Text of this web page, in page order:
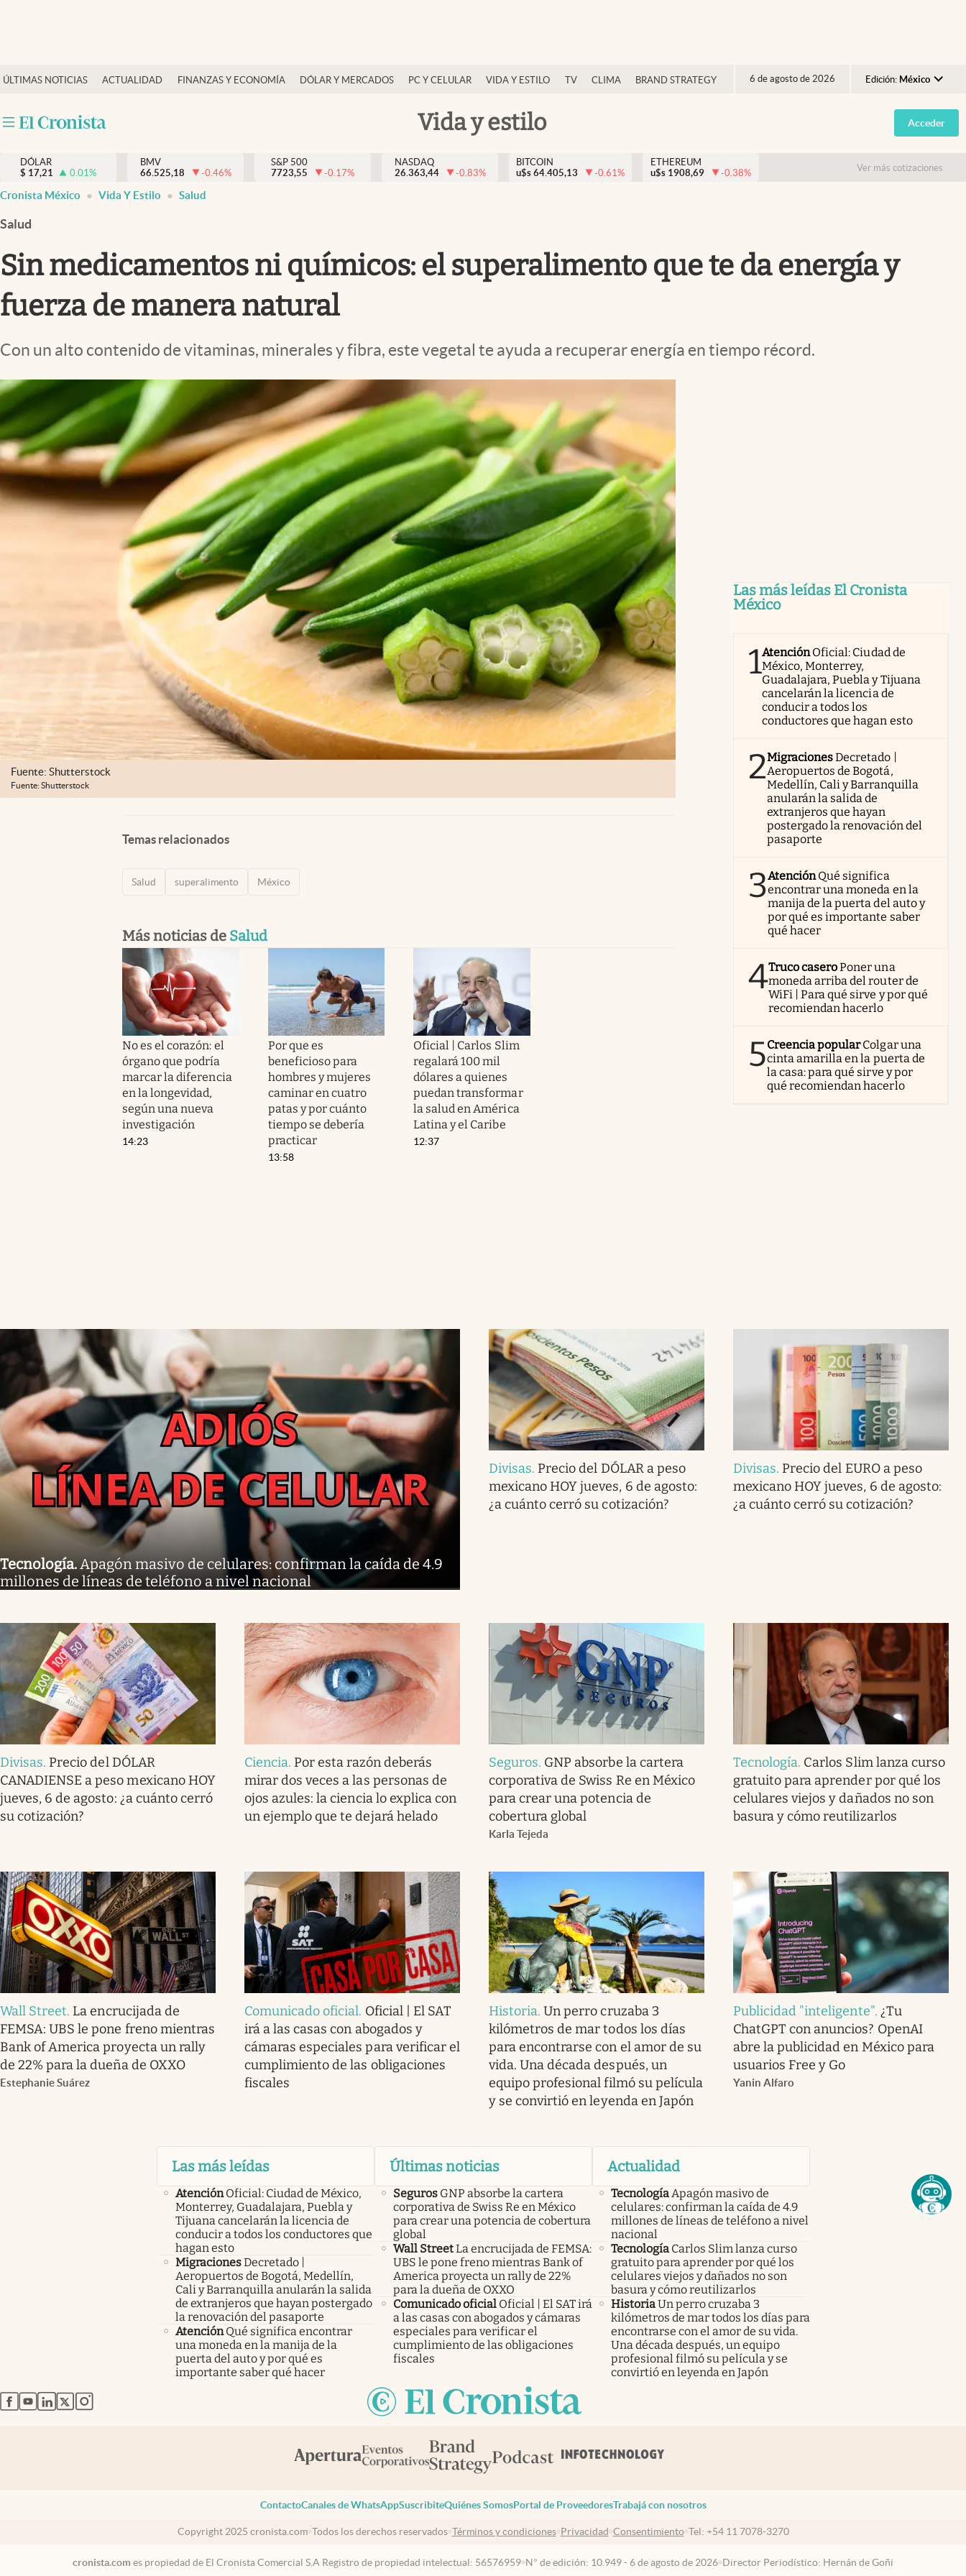
ÚLTIMAS NOTICIAS ACTUALIDAD FINANZAS Y ECONOMÍA DÓLAR Y MERCADOS PC Y CELULAR VIDA Y ESTILO TV CLIMA BRAND STRATEGY 6 de agosto de 2026 Edición: México
Argentina
España
USA
Vida y estilo
Actualidad
Internacionales
Opinión
Brand Strategy
Vida y estilo
Tv
Espiritualidad
Mediakit
abre en nueva pestaña
Acceder
DÓLAR
$ 17,21 0.01%
BMV
66.525,18
-0.46%
S&P 500
7723,55
-0.17%
NASDAQ
26.363,44
-0.83%
BITCOIN
u$s 64.405,13 -0.61%
ETHEREUM
u$s 1908,69 -0.38% Ver más cotizaciones
Cronista México Vida Y Estilo Salud
Salud
Sin medicamentos ni químicos: el superalimento que te da energía y
fuerza de manera natural
Con un alto contenido de vitaminas, minerales y fibra, este vegetal te ayuda a recuperar energía en tiempo récord.
Fuente: Shutterstock
Fuente: Shutterstock
Temas relacionados
Salud superalimento México
Más noticias de Salud
No es el corazón: el
órgano que podría
marcar la diferencia
en la longevidad,
según una nueva
investigación
14:23
Por que es
beneficioso para
hombres y mujeres
caminar en cuatro
patas y por cuánto
tiempo se debería
practicar
13:58
Oficial | Carlos Slim
regalará 100 mil
dólares a quienes
puedan transformar
la salud en América
Latina y el Caribe
12:37
Las más leídas El Cronista
México
1AtenciónOficial: Ciudad de
México, Monterrey,
Guadalajara, Puebla y Tijuana
cancelarán la licencia de
conducir a todos los
conductores que hagan esto
2MigracionesDecretado |
Aeropuertos de Bogotá,
Medellín, Cali y Barranquilla
anularán la salida de
extranjeros que hayan
postergado la renovación del
pasaporte
3AtenciónQué significa
encontrar una moneda en la
manija de la puerta del auto y
por qué es importante saber
qué hacer
4Truco caseroPoner una
moneda arriba del router de
WiFi | Para qué sirve y por qué
recomiendan hacerlo
5Creencia popularColgar una
cinta amarilla en la puerta de
la casa: para qué sirve y por
qué recomiendan hacerlo
Tecnología.Apagón masivo de celulares: confirman la caída de 4.9
millones de líneas de teléfono a nivel nacional
Divisas. Precio del DÓLAR a peso
mexicano HOY jueves, 6 de agosto:
¿a cuánto cerró su cotización?
Divisas. Precio del EURO a peso
mexicano HOY jueves, 6 de agosto:
¿a cuánto cerró su cotización?
Divisas. Precio del DÓLAR
CANADIENSE a peso mexicano HOY
jueves, 6 de agosto: ¿a cuánto cerró
su cotización?
Ciencia. Por esta razón deberás
mirar dos veces a las personas de
ojos azules: la ciencia lo explica con
un ejemplo que te dejará helado
Seguros. GNP absorbe la cartera
corporativa de Swiss Re en México
para crear una potencia de
cobertura global
Karla Tejeda
Tecnología. Carlos Slim lanza curso
gratuito para aprender por qué los
celulares viejos y dañados no son
basura y cómo reutilizarlos
Wall Street. La encrucijada de
FEMSA: UBS le pone freno mientras
Bank of America proyecta un rally
de 22% para la dueña de OXXO
Estephanie Suárez
Comunicado oficial. Oficial | El SAT
irá a las casas con abogados y
cámaras especiales para verificar el
cumplimiento de las obligaciones
fiscales
Historia.Un perro cruzaba 3
kilómetros de mar todos los días
para encontrarse con el amor de su
vida. Una década después, un
equipo profesional filmó su película
y se convirtió en leyenda en Japón
Publicidad "inteligente". ¿Tu
ChatGPT con anuncios? OpenAI
abre la publicidad en México para
usuarios Free y Go
Yanin Alfaro
Las más leídas
Atención Oficial: Ciudad de México,
Monterrey, Guadalajara, Puebla y
Tijuana cancelarán la licencia de
conducir a todos los conductores que
hagan esto
MigracionesDecretado |
Aeropuertos de Bogotá, Medellín,
Cali y Barranquilla anularán la salida
de extranjeros que hayan postergado
la renovación del pasaporte
Atención Qué significa encontrar
una moneda en la manija de la
puerta del auto y por qué es
importante saber qué hacer
Últimas noticias
Seguros GNP absorbe la cartera
corporativa de Swiss Re en México
para crear una potencia de cobertura
global
Wall StreetLa encrucijada de FEMSA:
UBS le pone freno mientras Bank of
America proyecta un rally de 22%
para la dueña de OXXO
Comunicado oficial Oficial | El SAT irá
a las casas con abogados y cámaras
especiales para verificar el
cumplimiento de las obligaciones
fiscales
Actualidad
Tecnología Apagón masivo de
celulares: confirman la caída de 4.9
millones de líneas de teléfono a nivel
nacional
Tecnología Carlos Slim lanza curso
gratuito para aprender por qué los
celulares viejos y dañados no son
basura y cómo reutilizarlos
HistoriaUn perro cruzaba 3
kilómetros de mar todos los días para
encontrarse con el amor de su vida.
Una década después, un equipo
profesional filmó su película y se
convirtió en leyenda en Japón
abre en nueva pestaña
abre en nueva pestaña
abre en nueva pestaña
abre en nueva pestaña
abre en nueva pestaña
ContactoCanales de WhatsAppSuscribiteQuiénes SomosPortal de ProveedoresTrabajá con nosotros
Copyright 2025 cronista.com Todos los derechos reservados Términos y condiciones Privacidad Consentimiento Tel: +54 11 7078-3270
cronista.com es propiedad de El Cronista Comercial S.A Registro de propiedad intelectual: 56576959 N° de edición: 10.949 - 6 de agosto de 2026 Director Periodístico: Hernán de Goñi